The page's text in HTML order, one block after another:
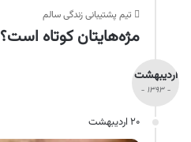
تیم پشتیبانی زندگی سالم
مژه‌هایتان کوتاه است؟
اردیبهشت
- ۱۳۹۳ -
۲۰ اردیبهشت